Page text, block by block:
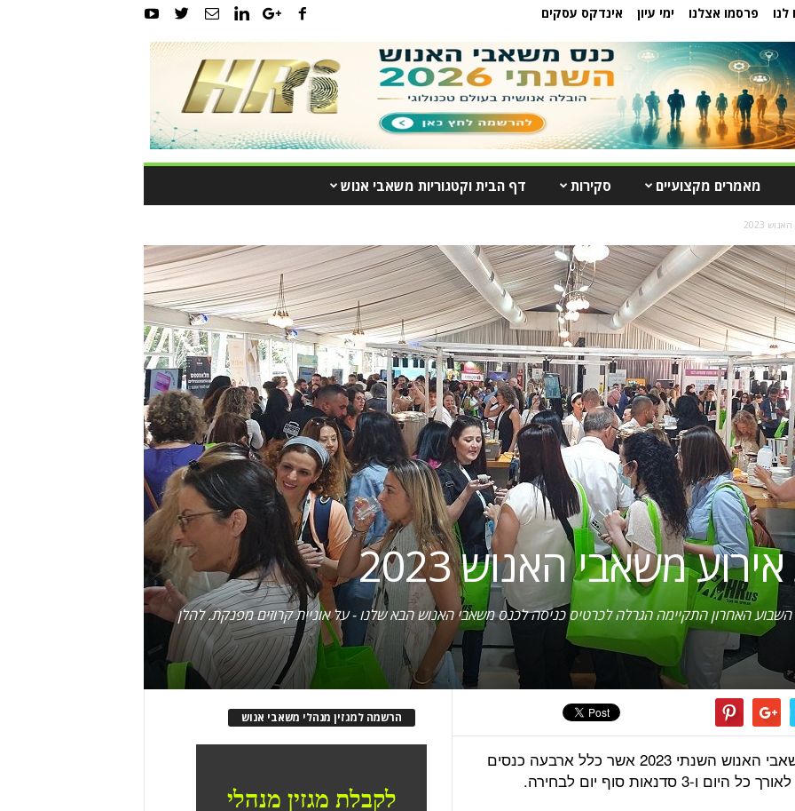
לנו פרסמו אצלנו ימי עיון אינדקס עסקים
מאמרים מקצועיים סקירות דף הבית וקטגוריות משאבי אנוש
2023
משאבי האנוש 2023
האחרון התקיימה הגרלה לכרטיס כניסה לכנס משאבי האנוש הבא שלנו - על אוניית קרוזים מפנקת. להלן
ביום חמישי האחרון ערכנו את אירוע משאבי האנוש השנתי 2023 אשר כלל ארבעה כנסים
הרשמה למגזין מנהלי משאבי אנוש